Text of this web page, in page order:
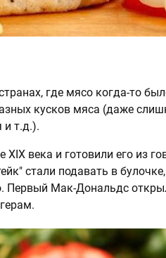
где мясо когда-то
кусков мяса (даже
и т.д.).
века и готовили его из
стали подавать в
Первый Мак-Дональдс